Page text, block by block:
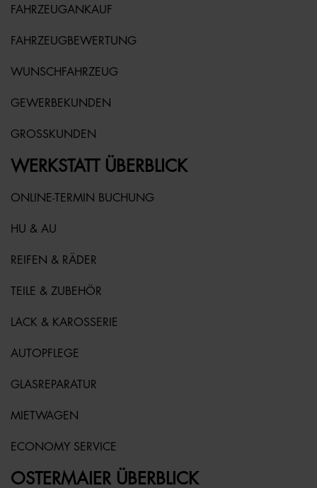
FAHRZEUGANKAUF
FAHRZEUGBEWERTUNG
WUNSCHFAHRZEUG
GEWERBEKUNDEN
GROSSKUNDEN
WERKSTATT ÜBERBLICK
ONLINE-TERMIN BUCHUNG
HU & AU
REIFEN & RÄDER
TEILE & ZUBEHÖR
LACK & KAROSSERIE
AUTOPFLEGE
GLASREPARATUR
MIETWAGEN
ECONOMY SERVICE
OSTERMAIER ÜBERBLICK